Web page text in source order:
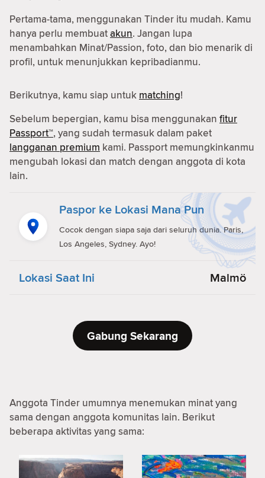
Pertama-tama, menggunakan Tinder itu mudah. Kamu
hanya perlu membuatakun. Jangan lupa
menambahkan Minat/Passion, foto, dan bio menarik di
profil, untuk menunjukkan kepribadianmu.
Berikutnya, kamu siap untuk matching!
Sebelum bepergian, kamu bisa menggunakan fitur
Passport™, yang sudah termasuk dalam paket
langganan premium kami. Passport memungkinkanmu
mengubah lokasi dan match dengan anggota di kota
lain.
Paspor ke Lokasi Mana Pun
Cocok dengan siapa saja dari seluruh dunia. Paris,
Los Angeles, Sydney. Ayo!
Lokasi Saat Ini Malmö
Gabung Sekarang
Anggota Tinder umumnya menemukan minat yang
sama dengan anggota komunitas lain. Berikut
beberapa aktivitas yang sama: